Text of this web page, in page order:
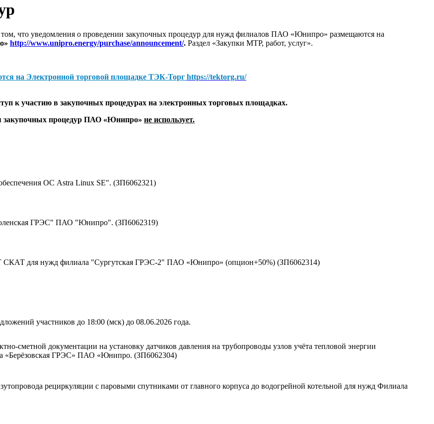
что уведомления о проведении закупочных процедур для нужд филиалов ПАО «Юнипро» размещаются на
http://www.unipro.energy/purchase/announcement/. Раздел «Закупки МТР, работ, услуг».
на Электронной торговой площадке ТЭК-Торг https://tektorg.ru/
к участию в закупочных процедурах на электронных торговых площадках.
закупочных процедур ПАО «Юнипро» не использует.
ОС Astra Linux SE". (ЗП6062321)
ГРЭС" ПАО "Юнипро". (ЗП6062319)
СКАТ для нужд филиала "Сургутская ГРЭС-2" ПАО «Юнипро» (опцион+50%) (ЗП6062314)
участников до 18:00 (мск) до 08.06.2026 года.
сметной документации на установку датчиков давления на трубопроводы узлов учёта тепловой энергии
«Берёзовская ГРЭС» ПАО «Юнипро. (ЗП6062304)
рециркуляции с паровыми спутниками от главного корпуса до водогрейной котельной для нужд Филиала